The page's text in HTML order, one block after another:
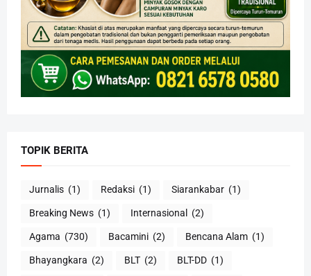
TOPIK BERITA
Jurnalis (1) Redaksi (1) Siarankabar (1)
Breaking News (1) Internasional (2)
Agama (730) Bacamini (2) Bencana Alam (1)
Bhayangkara (2) BLT (2) BLT-DD (1)